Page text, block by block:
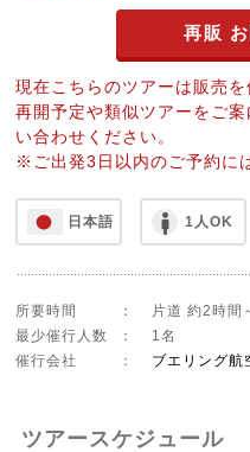
再販
現在こちらのツアーは販売を
再開予定や類似ツアーをご
い合わせください。
※ご出発3日以内のご予約に
日本語 1人OK
所要時間 ：
片道 約2時間
最少催行人数
：
1名
催行会社
： ブエリング航
ツアースケジュール